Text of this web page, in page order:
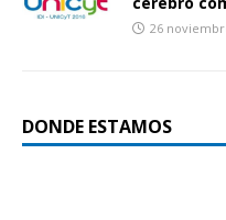
26
DONDE ESTAMOS